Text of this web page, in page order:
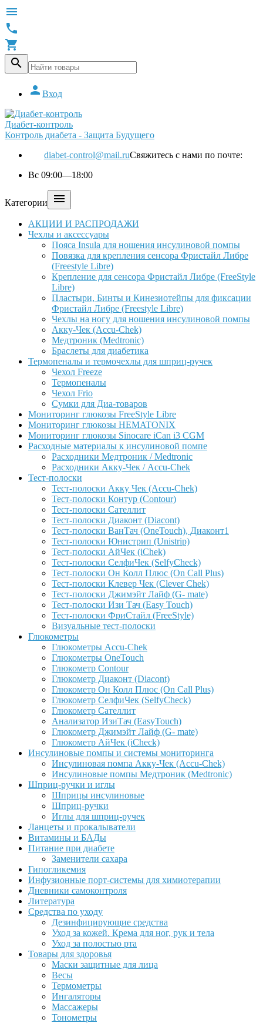




 Вход
Диабет-контроль
Контроль диабета - Защита Будущего
diabet-control@mail.ruСвяжитесь с нами по почте:
Вс 09:00—18:00
Категории 
АКЦИИ И РАСПРОДАЖИ
Чехлы и аксессуары
Пояса Insula для ношения инсулиновой помпы
Повязка для крепления сенсора Фристайл Либре
(Freestyle Libre)
Крепление для сенсора Фристайл Либре (FreeStyle
Libre)
Пластыри, Бинты и Кинезиотейпы для фиксации
Фристайл Либре (Freestyle Libre)
Чехлы на ногу для ношения инсулиновой помпы
Акку-Чек (Accu-Chek)
Медтроник (Medtronic)
Браслеты для диабетика
Термопеналы и термочехлы для шприц-ручек
Чехол Freeze
Термопеналы
Чехол Frio
Сумки для Диа-товаров
Мониторинг глюкозы FreeStyle Libre
Мониторинг глюкозы HEMATONIX
Мониторинг глюкозы Sinocare iCan i3 CGM
Расходные материалы к инсулиновой помпе
Расходники Медтроник / Medtronic
Расходники Акку-Чек / Accu-Chek
Тест-полоски
Тест-полоски Акку Чек (Accu-Chek)
Тест-полоски Контур (Contour)
Тест-полоски Сателлит
Тест-полоски Диаконт (Diacont)
Тест-полоски ВанТач (OneTouch), Диаконт1
Тест-полоски Юнистрип (Unistrip)
Тест-полоски АйЧек (iChek)
Тест-полоски СелфиЧек (SelfyCheck)
Тест-полоски Он Колл Плюс (On Call Plus)
Тест-полоски Клевер Чек (Clever Chek)
Тест-полоски Джимэйт Лайф (G- mate)
Тест-полоски Изи Тач (Easy Touch)
Тест-полоски ФриCтайл (FreeStyle)
Визуальные тест-полоски
Глюкометры
Глюкометры Accu-Сhek
Глюкометры OneTouch
Глюкометр Contour
Глюкометр Диаконт (Diacont)
Глюкометр Он Колл Плюс (On Call Plus)
Глюкометр СелфиЧек (SelfyCheck)
Глюкометр Сателлит
Анализатор ИзиТач (EasyTouch)
Глюкометр Джимэйт Лайф (G- mate)
Глюкометр АйЧек (iCheck)
Инсулиновые помпы и системы мониторинга
Инсулиновая помпа Акку-Чек (Accu-Chek)
Инсулиновые помпы Медтроник (Medtronic)
Шприц-ручки и иглы
Шприцы инсулиновые
Шприц-ручки
Иглы для шприц-ручек
Ланцеты и прокалыватели
Витамины и БАДы
Питание при диабете
Заменители сахара
Гипогликемия
Инфузионные порт-системы для химиотерапии
Дневники самоконтроля
Литература
Средства по уходу
Дезинфицирующие средства
Уход за кожей. Крема для ног, рук и тела
Уход за полостью рта
Товары для здоровья
Маски защитные для лица
Весы
Термометры
Ингаляторы
Массажеры
Тонометры